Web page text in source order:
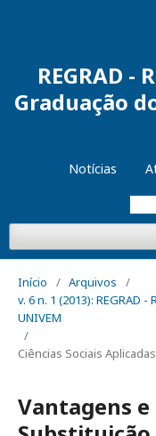
REGRAD -
Graduação
Notícias
Início / Arquivos
/
v. 6 n. 1 (2013): REGRAD
UNIVEM
/
Ciências Sociais Aplicadas
Vantagens